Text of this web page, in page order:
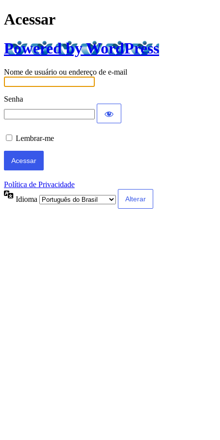
Acessar
Powered by WordPress
Nome de usuário ou endereço de e-mail
Senha
Lembrar-me
Política de Privacidade
Idioma